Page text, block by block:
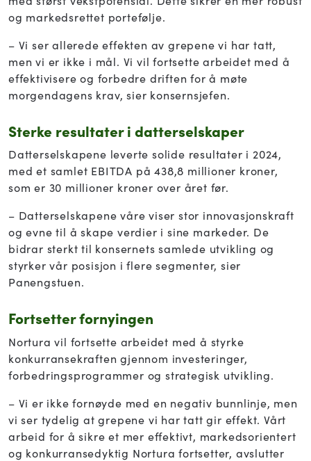
og markedsrettet portefølje.
– Vi ser allerede effekten av grepene vi har tatt,
men vi er ikke i mål. Vi vil fortsette arbeidet med å
effektivisere og forbedre driften for å møte
morgendagens krav, sier konsernsjefen.
Sterke resultater i datterselskaper
Datterselskapene leverte solide resultater i 2024,
med et samlet EBITDA på 438,8 millioner kroner,
som er 30 millioner kroner over året før.
– Datterselskapene våre viser stor innovasjonskraft
og evne til å skape verdier i sine markeder. De
bidrar sterkt til konsernets samlede utvikling og
styrker vår posisjon i flere segmenter, sier
Panengstuen.
Fortsetter fornyingen
Nortura vil fortsette arbeidet med å styrke
konkurransekraften gjennom investeringer,
forbedringsprogrammer og strategisk utvikling.
– Vi er ikke fornøyde med en negativ bunnlinje, men
vi ser tydelig at grepene vi har tatt gir effekt. Vårt
arbeid for å sikre et mer effektivt, markedsorientert
og konkurransedyktig Nortura fortsetter, avslutter